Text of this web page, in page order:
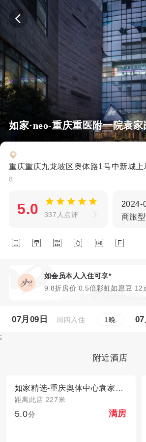
如家·neo-重庆重医附一院袁
重庆重庆九龙坡区奥体路1号中新城上
8
5.0 337人点评
2024-
商旅
     
如会员本人入住可享*
9.8折房价 0.5倍彩虹如愿豆 12
07月09日 周四入住 1晚 07
;
附近酒店
如家精选-重庆奥体中心袁家岗地铁站店
距离此店 227米
5.0分 满房